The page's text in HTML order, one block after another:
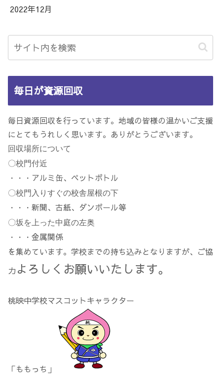
2022年12月
毎日が資源回収
毎日資源回収を行っています。地域の皆様の温かいご支援
にとてもうれしく思います。ありがとうございます。
回収場所について
〇校門付近
・・・ アルミ缶、ペットボトル
〇校門入りすぐの校舎屋根の下
・・・ 新聞、古紙、ダンボール等
〇坂を上った中庭の左奥
・・・ 金属関係
を集めています。学校までの持ち込みとなりますが、ご協
力 よろしくお願いいたします。
桃映中学校マスコットキャラクター
「ももっち」